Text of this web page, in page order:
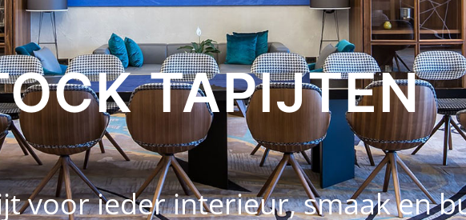
TAPIJTEN
voor ieder interieur, smaak en